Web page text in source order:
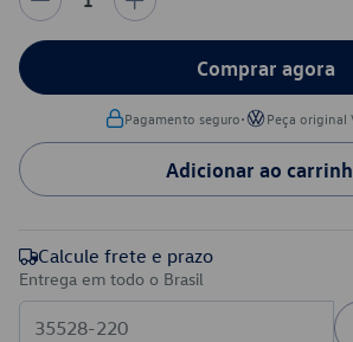
Comprar agora
Pagamento seguro• Peça original
Adicionar ao
Calcule frete e prazo
Entrega em todo o Brasil